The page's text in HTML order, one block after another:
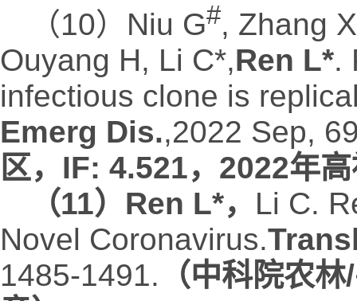
（10）Niu G#, Zhang X
Ouyang H, Li C*,Ren L*.
infectious clone is
Emerg Dis.,2022 Sep,
区，IF: 4.521，2022年
（11）Ren L*， Li C.
Novel Coronavirus.
1485-1491. （中科院农